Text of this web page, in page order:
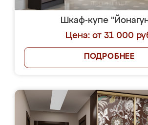
Шкаф-купе
Цена: от 31 000
ПОДРОБНЕЕ